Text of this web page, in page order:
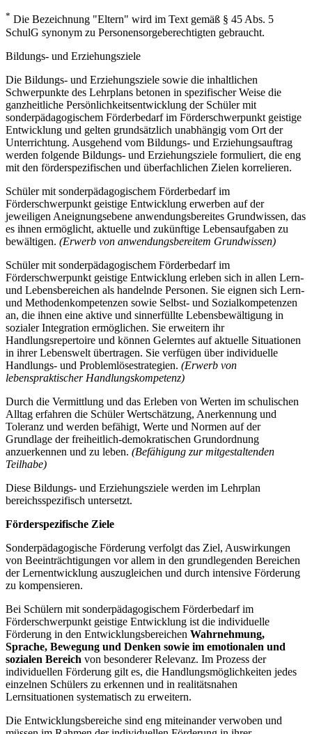
* Die Bezeichnung "Eltern" wird im Text gemäß § 45 Abs. 5
SchulG synonym zu Personensorgeberechtigten gebraucht.
Bildungs- und Erziehungsziele
Die Bildungs- und Erziehungsziele sowie die inhaltlichen
Schwerpunkte des Lehrplans betonen in spezifischer Weise die
ganzheitliche Persönlichkeitsentwicklung der Schüler mit
sonderpädagogischem Förderbedarf im Förderschwerpunkt geistige
Entwicklung und gelten grundsätzlich unabhängig vom Ort der
Unterrichtung. Ausgehend vom Bildungs- und Erziehungsauftrag
werden folgende Bildungs- und Erziehungsziele formuliert, die eng
mit den förderspezifischen und überfachlichen Zielen korrelieren.
Schüler mit sonderpädagogischem Förderbedarf im
Förderschwerpunkt geistige Entwicklung erwerben auf der
jeweiligen Aneignungsebene anwendungsbereites Grundwissen, das
es ihnen ermöglicht, aktuelle und zukünftige Lebensaufgaben zu
bewältigen. (Erwerb von anwendungsbereitem Grundwissen)
Schüler mit sonderpädagogischem Förderbedarf im
Förderschwerpunkt geistige Entwicklung erleben sich in allen Lern-
und Lebensbereichen als handelnde Personen. Sie eignen sich Lern-
und Methodenkompetenzen sowie Selbst- und Sozialkompetenzen
an, die ihnen eine aktive und sinnerfüllte Lebensbewältigung in
sozialer Integration ermöglichen. Sie erweitern ihr
Handlungsrepertoire und können Gelerntes auf aktuelle Situationen
in ihrer Lebenswelt übertragen. Sie verfügen über individuelle
Handlungs- und Problemlösestrategien. (Erwerb von
lebenspraktischer Handlungskompetenz)
Durch die Vermittlung und das Erleben von Werten im schulischen
Alltag erfahren die Schüler Wertschätzung, Anerkennung und
Toleranz und werden befähigt, Werte und Normen auf der
Grundlage der freiheitlich-demokratischen Grundordnung
anzuerkennen und zu leben. (Befähigung zur mitgestaltenden
Teilhabe)
Diese Bildungs- und Erziehungsziele werden im Lehrplan
bereichsspezifisch untersetzt.
Förderspezifische Ziele
Sonderpädagogische Förderung verfolgt das Ziel, Auswirkungen
von Beeinträchtigungen vor allem in den grundlegenden Bereichen
der Lernentwicklung auszugleichen und durch intensive Förderung
zu kompensieren.
Bei Schülern mit sonderpädagogischem Förderbedarf im
Förderschwerpunkt geistige Entwicklung ist die individuelle
Förderung in den Entwicklungsbereichen Wahrnehmung,
Sprache, Bewegung und Denken sowie im emotionalen und
sozialen Bereich von besonderer Relevanz. Im Prozess der
individuellen Förderung gilt es, die Handlungsmöglichkeiten jedes
einzelnen Schülers zu erkennen und in realitätsnahen
Lernsituationen systematisch zu erweitern.
Die Entwicklungsbereiche sind eng miteinander verwoben und